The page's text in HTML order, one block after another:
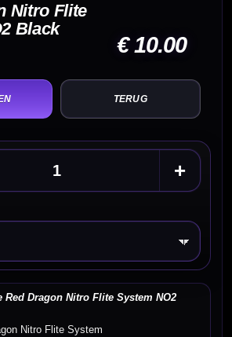
Nitro Flite
Black
€ 10.00
TERUG
+
Red Dragon Nitro Flite System NO2
Nitro Flite System